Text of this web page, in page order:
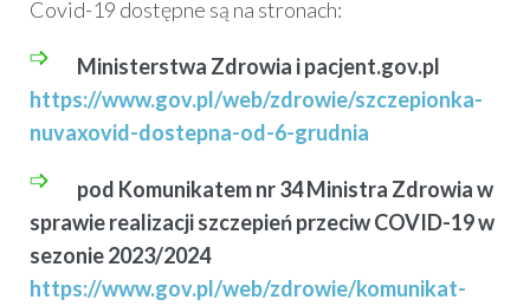
Covid-19 dostępne są na stronach:
Ministerstwa Zdrowia i pacjent.gov.pl
https://www.gov.pl/web/zdrowie/szczepionka-
nuvaxovid-dostepna-od-6-grudnia
pod Komunikatem nr 34 Ministra Zdrowia w
sprawie realizacji szczepień przeciw COVID-19 w
sezonie 2023/2024
https://www.gov.pl/web/zdrowie/komunikat-